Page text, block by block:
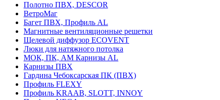
Полотно ПВХ, DESCOR
ВетроМаг
Багет ПВХ, Профиль AL
Магнитные вентиляционные решетки
Щелевой диффузор ECOVENT
Люки для натяжного потолка
МОК, ПК, АМ Карнизы AL
Карнизы ПВХ
Гардина Чебоксарская ПК (ПВХ)
Профиль FLEXY
Профиль KRAAB, SLOTT, INNOY